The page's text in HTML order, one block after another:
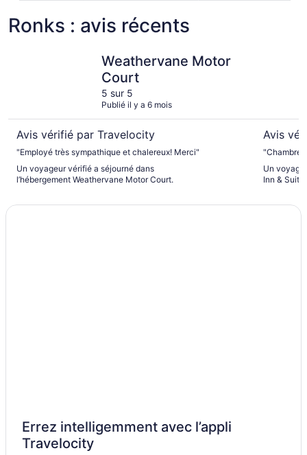
Ronks : avis récents
Weathervane Motor
Court
5 sur 5
Publié il y a 6 mois
Avis vérifié par Travelocity
"Employé très sympathique et chalereux! Merci"
Un voyageur vérifié a séjourné dans
l’hébergement Weathervane Motor Court.
Avis
"Chambre
Un
Inn &
Errez intelligemment avec l’appli
Travelocity